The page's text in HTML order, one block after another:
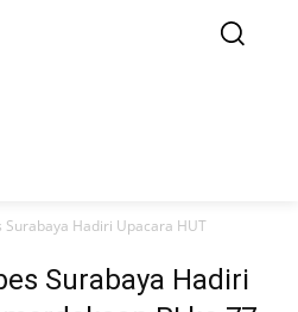
Surabaya Hadiri Upacara HUT
Surabaya Hadiri